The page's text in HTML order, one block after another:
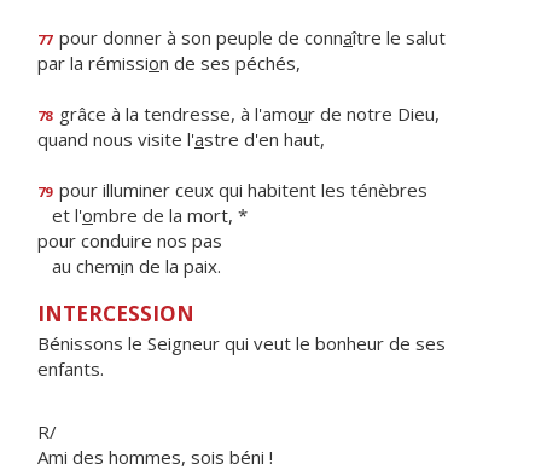
77 pour donner à son peuple de connaître le salut
par la rémission de ses péchés,
78 grâce à la tendresse, à l'amour de notre Dieu,
quand nous visite l'astre d'en haut,
79 pour illuminer ceux qui habitent les ténèbres
et l'ombre de la mort, *
pour conduire nos pas
au chemin de la paix.
INTERCESSION
Bénissons le Seigneur qui veut le bonheur de ses
enfants.
R/
Ami des hommes, sois béni !